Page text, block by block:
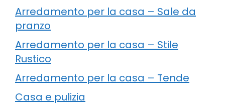
Arredamento per la casa – Sale da
pranzo
Arredamento per la casa – Stile
Rustico
Arredamento per la casa – Tende
Casa e pulizia